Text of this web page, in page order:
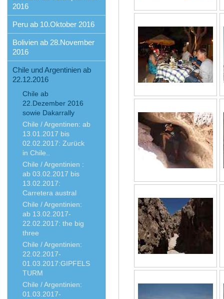
2016
Peru ab 10.Oktober 2016
Bolivien ab 28.November
2016
Chile und Argentinien ab
22.12.2016
Chile ab
22.Dezember 2016
sowie Dakarrally
Chile / Argentinen: ab
13.01.2017 bis
02.02.2017: Zurück
in Chile..
Chile / Argentinien :
ab 03.02.2017 bis
13.02.2017:
Carretera austral
Chile / Argentinien:
ab 13.02.2017-
22.02.2017: the big
three
Chile / Argentinien:
22.02.2017-
01.03.2017:GIPFELS
TURM
Chile / Argentinien:
01.03.2017-